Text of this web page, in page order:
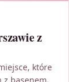
z
które